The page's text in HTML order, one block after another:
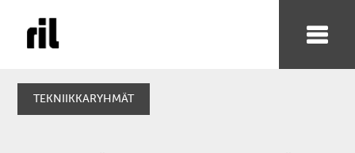
TEKNIIKKARYHMÄT